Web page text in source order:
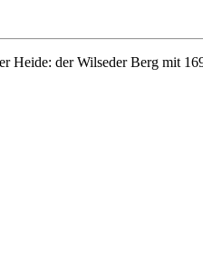
Heide: der Wilseder Berg mit